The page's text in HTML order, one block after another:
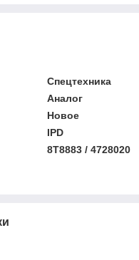
Спецтехника
Аналог
Новое
IPD
8T8883 / 4728020